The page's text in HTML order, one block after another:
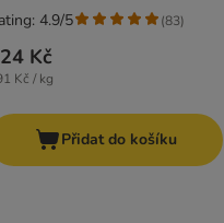
Kč
Kč / kg
4.9/5 (83)
Přidat do košíku